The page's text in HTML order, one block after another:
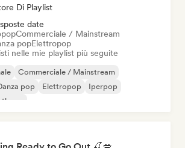
Di Playlist
date
Commerciale / Mainstream
popElettropop
nelle mie playlist più seguite
Commerciale / Mainstream
pop Elettropop
Iperpop